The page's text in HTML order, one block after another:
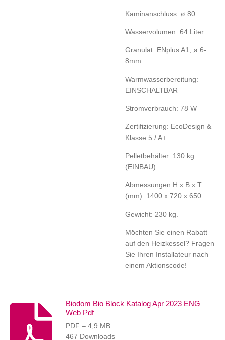
Kaminanschluss: ø 80
Wasservolumen: 64 Liter
Granulat: ENplus A1, ø 6-
8mm
Warmwasserbereitung:
EINSCHALTBAR
Stromverbrauch: 78 W
Zertifizierung: EcoDesign &
Klasse 5 / A+
Pelletbehälter: 130 kg
(EINBAU)
Abmessungen H x B x T
(mm): 1400 x 720 x 650
Gewicht: 230 kg.
Möchten Sie einen Rabatt
auf den Heizkessel? Fragen
Sie Ihren Installateur nach
einem Aktionscode!
Biodom Bio Block Katalog Apr 2023 ENG
Web Pdf
PDF – 4,9 MB
467 Downloads